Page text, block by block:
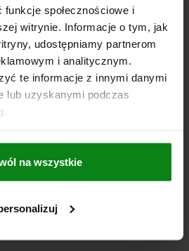
społecznościowe i
witrynie. Informacje o tym, jak
udostępniamy partnerom
i analitycznym.
te informacje z innymi danymi
lub uzyskanymi podczas
na wszystkie
SZCZEGÓŁY